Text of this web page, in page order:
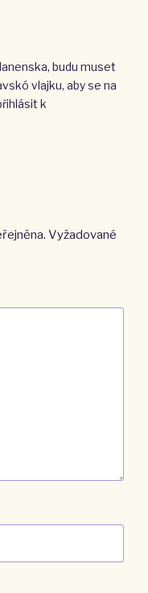
budu muset
vlajku, aby se na
k
Vyžadované